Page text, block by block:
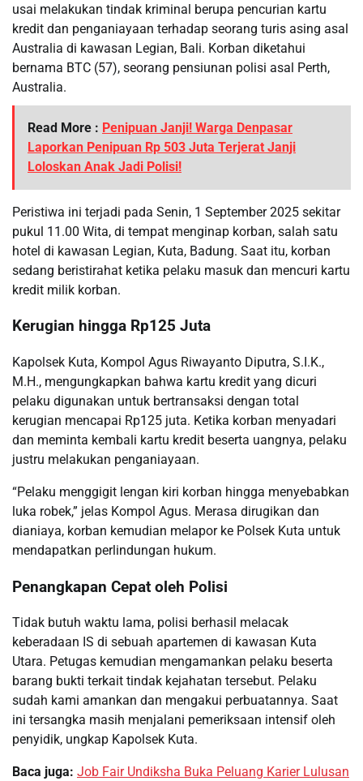
usai melakukan tindak kriminal berupa pencurian kartu
kredit dan penganiayaan terhadap seorang turis asing asal
Australia di kawasan Legian, Bali. Korban diketahui
bernama BTC (57), seorang pensiunan polisi asal Perth,
Australia.
Read More : Penipuan Janji! Warga Denpasar
Laporkan Penipuan Rp 503 Juta Terjerat Janji
Loloskan Anak Jadi Polisi!
Peristiwa ini terjadi pada Senin, 1 September 2025 sekitar
pukul 11.00 Wita, di tempat menginap korban, salah satu
hotel di kawasan Legian, Kuta, Badung. Saat itu, korban
sedang beristirahat ketika pelaku masuk dan mencuri kartu
kredit milik korban.
Kerugian hingga Rp125 Juta
Kapolsek Kuta, Kompol Agus Riwayanto Diputra, S.I.K.,
M.H., mengungkapkan bahwa kartu kredit yang dicuri
pelaku digunakan untuk bertransaksi dengan total
kerugian mencapai Rp125 juta. Ketika korban menyadari
dan meminta kembali kartu kredit beserta uangnya, pelaku
justru melakukan penganiayaan.
“Pelaku menggigit lengan kiri korban hingga menyebabkan
luka robek,” jelas Kompol Agus. Merasa dirugikan dan
dianiaya, korban kemudian melapor ke Polsek Kuta untuk
mendapatkan perlindungan hukum.
Penangkapan Cepat oleh Polisi
Tidak butuh waktu lama, polisi berhasil melacak
keberadaan IS di sebuah apartemen di kawasan Kuta
Utara. Petugas kemudian mengamankan pelaku beserta
barang bukti terkait tindak kejahatan tersebut. Pelaku
sudah kami amankan dan mengakui perbuatannya. Saat
ini tersangka masih menjalani pemeriksaan intensif oleh
penyidik, ungkap Kapolsek Kuta.
Baca juga: Job Fair Undiksha Buka Peluang Karier Lulusan